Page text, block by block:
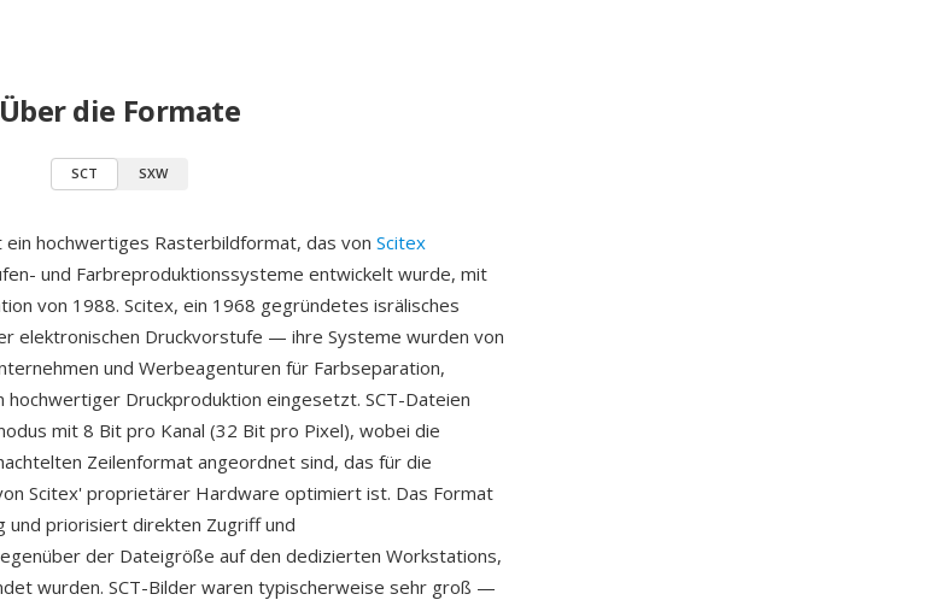
Über die Formate
SCT SXW
ein hochwertiges Rasterbildformat, das von Scitex
und Farbreproduktionssysteme entwickelt wurde, mit
von 1988. Scitex, ein 1968 gegründetes isrälisches
elektronischen Druckvorstufe — ihre Systeme wurden von
und Werbeagenturen für Farbseparation,
hochwertiger Druckproduktion eingesetzt. SCT-Dateien
mit 8 Bit pro Kanal (32 Bit pro Pixel), wobei die
Zeilenformat angeordnet sind, das für die
Scitex' proprietärer Hardware optimiert ist. Das Format
und priorisiert direkten Zugriff und
der Dateigröße auf den dedizierten Workstations,
wurden. SCT-Bilder waren typischerweise sehr groß —